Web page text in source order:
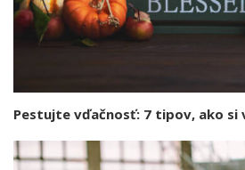
Pestujte vďačnosť: 7 tipov, ako si